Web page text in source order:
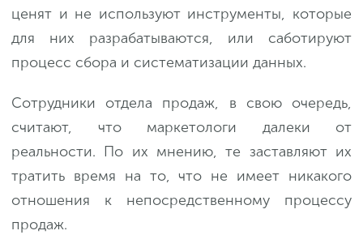
ценят и не используют инструменты, которые
для них разрабатываются, или саботируют
процесс сбора и систематизации данных.
Сотрудники отдела продаж, в свою очередь,
считают, что маркетологи далеки от
реальности. По их мнению, те заставляют их
тратить время на то, что не имеет никакого
отношения к непосредственному процессу
продаж.